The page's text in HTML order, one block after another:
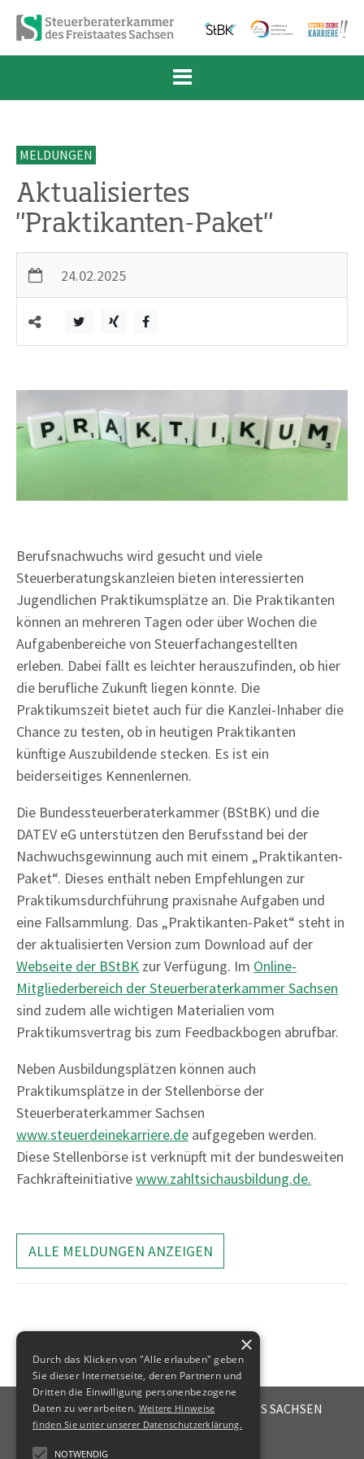
Zum Inhalt springen
Zur Navigation springen
Zum Fußbereich und Kontakt springen
MELDUNGEN
Aktualisiertes
"Praktikanten-Paket"
24.02.2025
Berufsnachwuchs wird gesucht und viele
Steuerberatungskanzleien bieten interessierten
Jugendlichen Praktikumsplätze an. Die Praktikanten
können an mehreren Tagen oder über Wochen die
Aufgabenbereiche von Steuerfachangestellten
erleben. Dabei fällt es leichter herauszufinden, ob hier
die berufliche Zukunft liegen könnte. Die
Praktikumszeit bietet auch für die Kanzlei-Inhaber die
Chance zu testen, ob in heutigen Praktikanten
künftige Auszubildende stecken. Es ist ein
beiderseitiges Kennenlernen.
Die Bundessteuerberaterkammer (BStBK) und die
DATEV eG unterstützen den Berufsstand bei der
Nachwuchsgewinnung auch mit einem „Praktikanten-
Paket“. Dieses enthält neben Empfehlungen zur
Praktikumsdurchführung praxisnahe Aufgaben und
eine Fallsammlung. Das „Praktikanten-Paket“ steht in
der aktualisierten Version zum Download auf der
Webseite der BStBK zur Verfügung. Im Online-
Mitgliederbereich der Steuerberaterkammer Sachsen
sind zudem alle wichtigen Materialien vom
Praktikumsvertrag bis zum Feedbackbogen abrufbar.
Neben Ausbildungsplätzen können auch
Praktikumsplätze in der Stellenbörse der
Steuerberaterkammer Sachsen
www.steuerdeinekarriere.de aufgegeben werden.
Diese Stellenbörse ist verknüpft mit der bundesweiten
Fachkräfteinitiativewww.zahltsichausbildung.de.
ALLE MELDUNGEN ANZEIGEN
STEUERBERATERKAMMER DES FREISTAATES SACHSEN
Emil-Fuchs-Str. 2
×
Durch das Klicken von "Alle erlauben" geben
Sie dieser Internetseite, deren Partnern und
Dritten die Einwilligung personenbezogene
Daten zu verarbeiten. Weitere Hinweise
finden Sie unter unserer Datenschutzerklärung.
NOTWENDIG